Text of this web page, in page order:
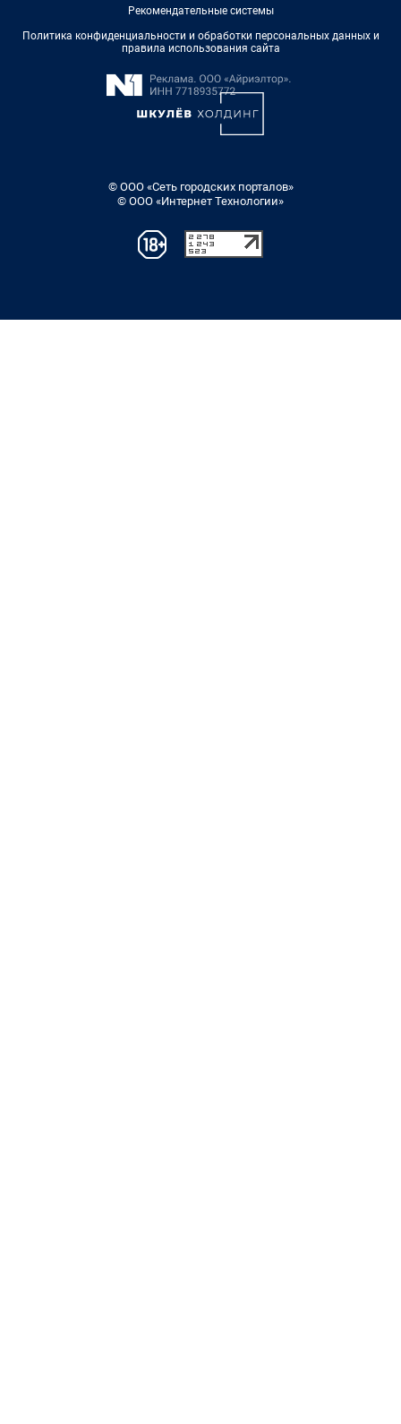
Рекомендательные системы
Политика конфиденциальности и обработки персональных данных и
правила использования сайта
© ООО «Сеть городских порталов»
© ООО «Интернет Технологии»